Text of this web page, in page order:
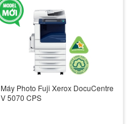
Máy Photo Fuji Xerox DocuCentre
V 5070 CPS